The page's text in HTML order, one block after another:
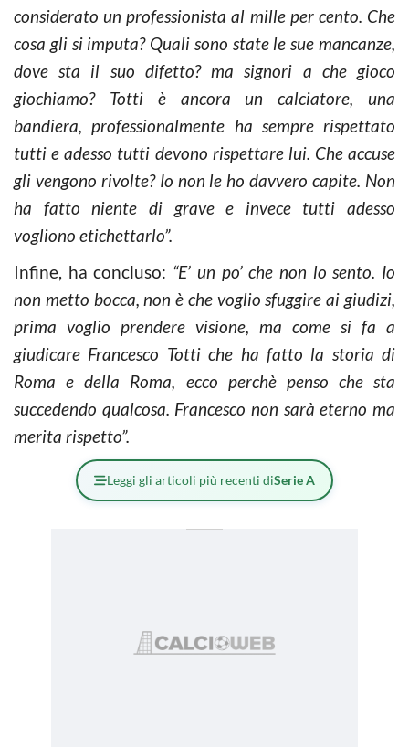
considerato un professionista al mille per cento. Che
cosa gli si imputa? Quali sono state le sue mancanze,
dove sta il suo difetto? ma signori a che gioco
giochiamo? Totti è ancora un calciatore, una
bandiera, professionalmente ha sempre rispettato
tutti e adesso tutti devono rispettare lui. Che accuse
gli vengono rivolte? Io non le ho davvero capite. Non
ha fatto niente di grave e invece tutti adesso
vogliono etichettarlo”.
Infine, ha concluso: “E’ un po’ che non lo sento. Io
non metto bocca, non è che voglio sfuggire ai giudizi,
prima voglio prendere visione, ma come si fa a
giudicare Francesco Totti che ha fatto la storia di
Roma e della Roma, ecco perchè penso che sta
succedendo qualcosa. Francesco non sarà eterno ma
merita rispetto”.
Leggi gli articoli più recenti diSerie A